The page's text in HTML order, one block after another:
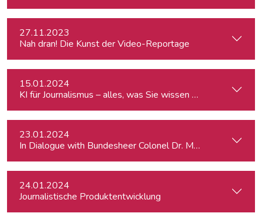
27.11.2023
Nah dran! Die Kunst der Video-Reportage
15.01.2024
KI für Journalismus – alles, was Sie wissen müssen
23.01.2024
In Dialogue with Bundesheer Colonel Dr. Markus Reisner
24.01.2024
Journalistische Produktentwicklung